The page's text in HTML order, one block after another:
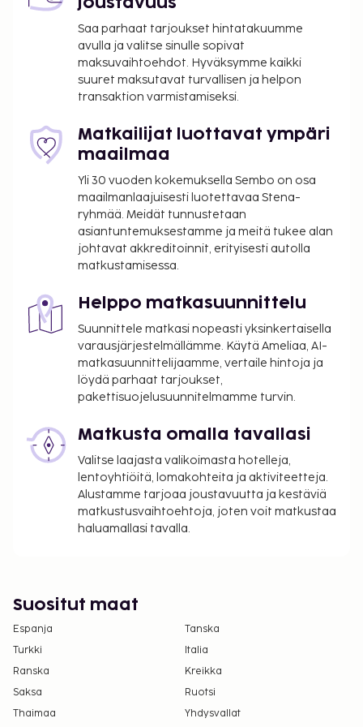
km / 3,3 mi
Orlyn lentokenttä (ORY) - 47,1 km / 29,3 mi
Majoituspaikan ensisijainen lentokenttä on Roissy -
Charles de Gaullen lentokenttä (CDG).
Käytössäsi on ympäri vuorokauden auki oleva
ympäri vuorokauden auki oleva vastaanotto.
Asiakkailla on käytössään maksulliset
lentokenttäkuljetukset aikataulun mukaan ja
maksulliset kuljetukset rautatieasemalta
majoituspaikkaan. Hotellin tarjoamiin
harrastuksiin/mukavuuksiin kuuluu sauna ja
kuntokeskus. Tämän hotellin palveluihin kuuluu
muun muassa ilmainen langaton internetyhteys,
televisio yleisissä tiloissa ja juhlasali. Majoituspaikan
ravintolan, Restaurant Campanile, erikoisuuksiin
kuuluu ranskalainen keittiö. Käytössäsi on myös
baari/aulabaari ja huonepalvelu (rajoitettuina
aikoina). Maksullinen buffetaamiainen tarjotaan
päivittäin klo 5.00–10.00. Tämän majoituspaikan
turismin kehitysjärjestö ATOUT.
Majoituspaikka veloittaa seuraavat paikan päällä
suoritettavat maksut. Maksuihin saattaa sisältyä
sovellettavat verot:
Kaupungin perimä vero: 5.20 EUR per henkilö
ilmoittamat maksut.
Maksu buffetaamiaisesta: noin 15.90 EUR
aikuisille ja 7.95 EUR lapsille
Lentokenttäkuljetusmaksu: 7 EUR per henkilö
yhteen suuntaan
Lentokenttäkuljetusmaksu per lapsi: 7 EUR
Saa parhaat tarjoukset hintatakuumme
avulla ja valitse sinulle sopivat
maksuvaihtoehdot. Hyväksymme kaikki
suuret maksutavat turvallisen ja helpon
transaktion varmistamiseksi.
Matkailijat luottavat ympäri
maailmaa
Yli 30 vuoden kokemuksella Sembo on osa
maailmanlaajuisesti luotettavaa Stena-
ryhmää. Meidät tunnustetaan
asiantuntemuksestamme ja meitä tukee alan
johtavat akkreditoinnit, erityisesti autolla
matkustamisessa.
Helppo matkasuunnittelu
Suunnittele matkasi nopeasti yksinkertaisella
varausjärjestelmällämme. Käytä Ameliaa, AI-
matkasuunnittelijaamme, vertaile hintoja ja
löydä parhaat tarjoukset,
pakettisuojelusuunnitelmamme turvin.
Matkusta omalla tavallasi
Valitse laajasta valikoimasta hotelleja,
lentoyhtiöitä, lomakohteita ja aktiviteetteja.
Alustamme tarjoaa joustavuutta ja kestäviä
matkustusvaihtoehtoja, joten voit matkustaa
haluamallasi tavalla.
Suositut maat
Espanja
Tanska
Turkki
Italia
Ranska
Kreikka
Saksa
Ruotsi
Thaimaa
Yhdysvallat